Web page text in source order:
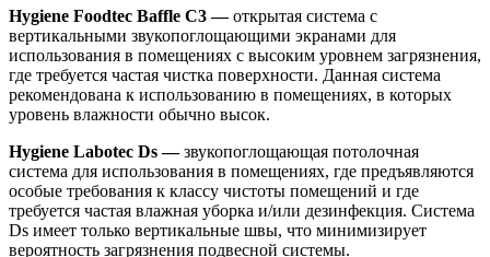
Hygiene Foodtec Baffle C3 —открытая система с
вертикальными звукопоглощающими экранами для
использования в помещениях с высоким уровнем загрязнения,
где требуется частая чистка поверхности. Данная система
рекомендована к использованию в помещениях, в которых
уровень влажности обычно высок.
Hygiene Labotec Ds —звукопоглощающая потолочная
система для использования в помещениях, где предъявляются
особые требования к классу чистоты помещений и где
требуется частая влажная уборка и/или дезинфекция. Система
Ds имеет только вертикальные швы, что минимизирует
вероятность загрязнения подвесной системы.